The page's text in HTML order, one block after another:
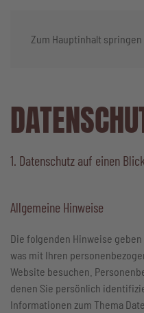
Zum Hauptinhalt springen
1. Datenschutz auf einen Blick
Allgemeine Hinweise
Die folgenden Hinweise
was mit Ihren
Website besuchen.
denen Sie persönlich
Informationen zum Thema